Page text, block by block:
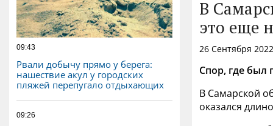
09:43
Рвали добычу прямо у берега:
нашествие акул у городских
пляжей перепугало отдыхающих
09:26
В
это еще
26 Сентября
Спор, где был
В Самарской
оказался